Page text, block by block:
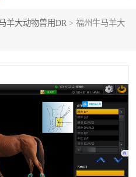
羊大动物兽用DR > 福州牛马羊大
口腔牙科X光机DR